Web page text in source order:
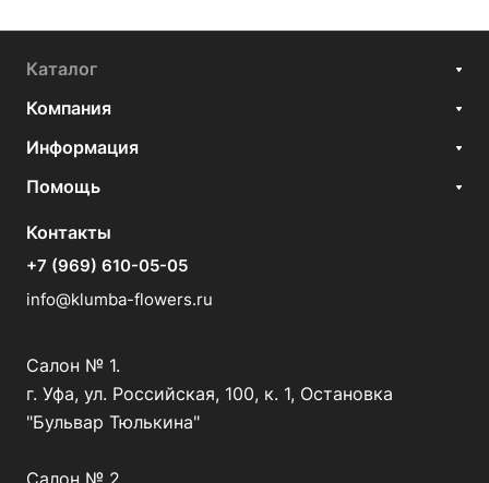
Каталог
Компания
Информация
Помощь
Контакты
+7 (969) 610-05-05
info@klumba-flowers.ru
Салон № 1.
г. Уфа, ул. Российская, 100, к. 1, Остановка
"Бульвар Тюлькина"